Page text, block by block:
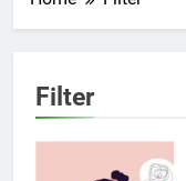
Filter